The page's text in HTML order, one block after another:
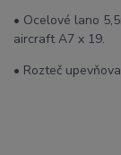
• Ocelové lano
aircraft A7 x 19.
• Rozteč